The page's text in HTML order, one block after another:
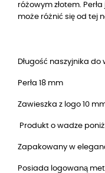
różowym złotem.
może różnić się od tej
Długość naszyjnika
Perła 18 mm
Zawieszka z logo 10
Produkt o wadze
Zapakowany w
Posiada logowaną